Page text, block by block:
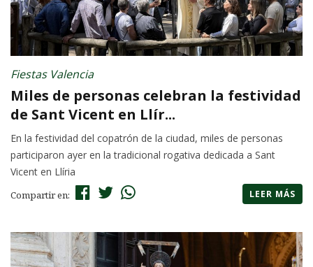
Fiestas Valencia
Miles de personas celebran la festividad
de Sant Vicent en Llír...
En la festividad del copatrón de la ciudad, miles de personas
participaron ayer en la tradicional rogativa dedicada a Sant
Vicent en Llíria
Compartir en: LEER MÁS